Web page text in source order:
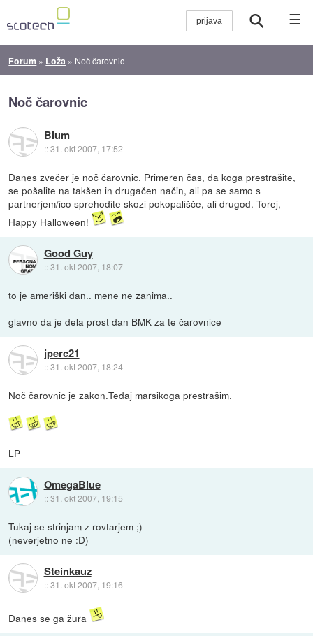
☰
Forum » Loža » Noč čarovnic
Noč čarovnic
Blum
::31. okt 2007, 17:52
Danes zvečer je noč čarovnic. Primeren čas, da koga prestrašite,
se pošalite na takšen in drugačen način, ali pa se samo s
partnerjem/ico sprehodite skozi pokopališče, ali drugod. Torej,
Happy Halloween!
Good Guy
::31. okt 2007, 18:07
to je ameriški dan.. mene ne zanima..
glavno da je dela prost dan BMK za te čarovnice
jperc21
::31. okt 2007, 18:24
Noč čarovnic je zakon.Tedaj marsikoga prestrašim.
LP
OmegaBlue
::31. okt 2007, 19:15
Tukaj se strinjam z rovtarjem ;)
(neverjetno ne :D)
Steinkauz
::31. okt 2007, 19:16
Danes se ga žura